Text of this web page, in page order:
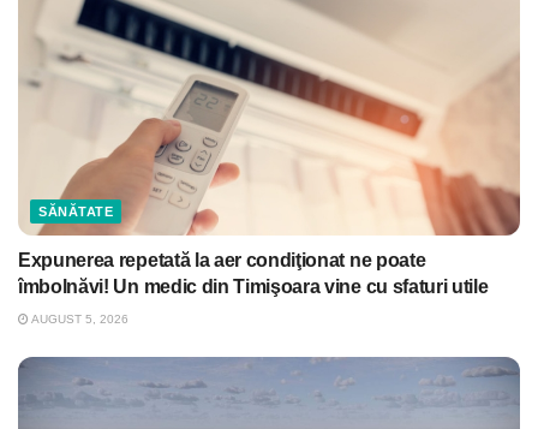
SĂNĂTATE
Expunerea repetată la aer condiţionat ne poate
îmbolnăvi! Un medic din Timişoara vine cu sfaturi utile
AUGUST 5, 2026